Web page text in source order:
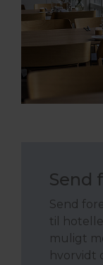
Send
Send
til
muligt
hvorvidt